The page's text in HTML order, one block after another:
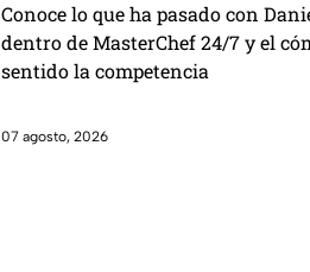
Conoce lo que ha pasado con
dentro de MasterChef 24/7 y el
sentido la competencia
07 agosto, 2026